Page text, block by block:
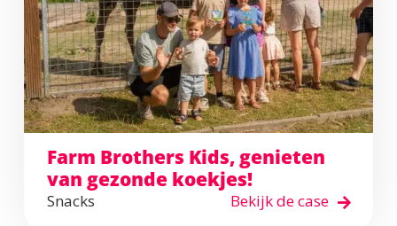
Farm Brothers Kids, genieten
van gezonde koekjes!
Snacks Bekijk de case